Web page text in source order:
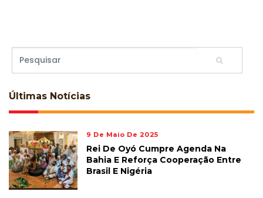
Últimas Notícias
9 De Maio De 2025
Rei De Oyó Cumpre Agenda Na
Bahia E Reforça Cooperação Entre
Brasil E Nigéria